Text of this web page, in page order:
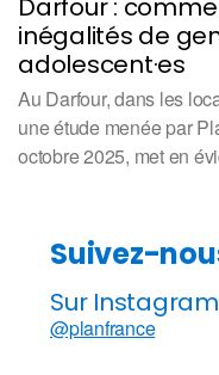
Darfour :
inégalités de
adolescent·es
Au Darfour, dans les
une étude menée par
octobre 2025, met en
Suivez-
Sur Instagram
@planfrance